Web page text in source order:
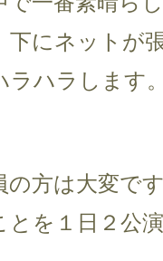
下にネットが
ハラします。
の方は大変で
とを１日２公